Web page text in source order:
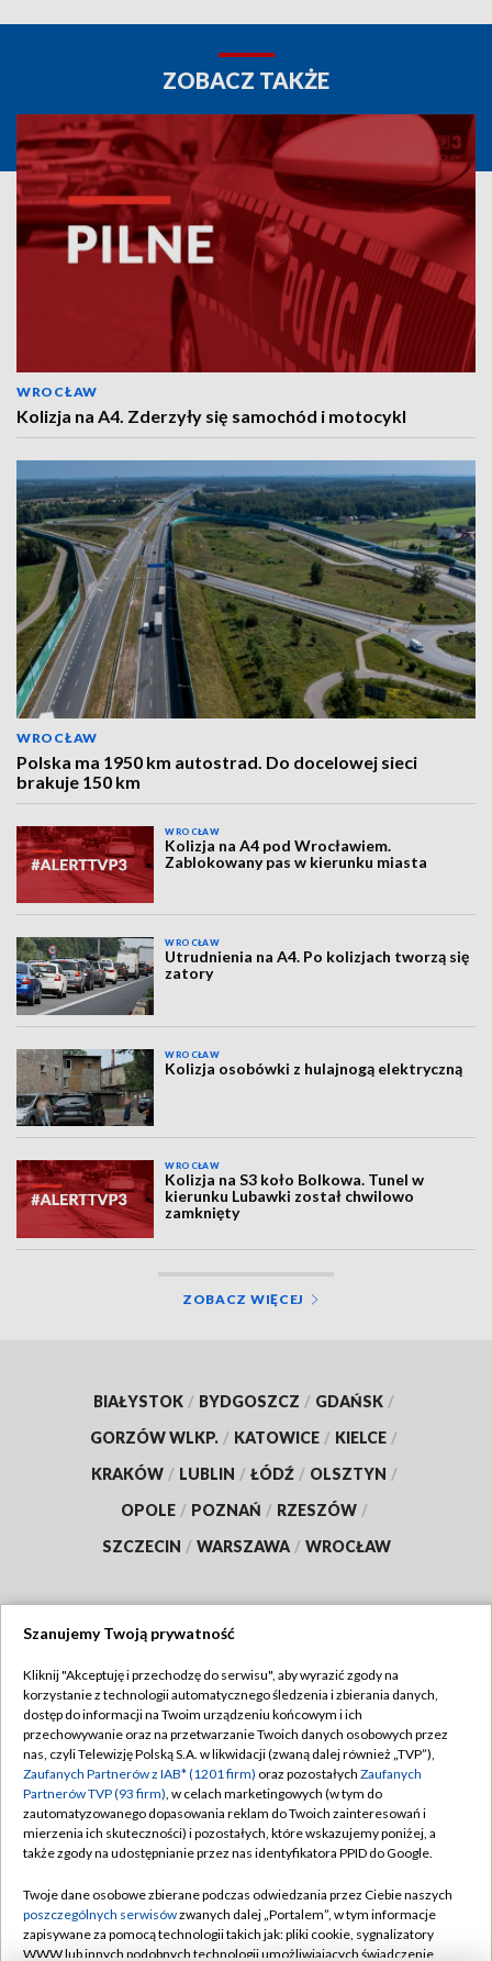
ZOBACZ TAKŻE
WROCŁAW
Kolizja na A4. Zderzyły się samochód i motocykl
WROCŁAW
Polska ma 1950 km autostrad. Do docelowej sieci
brakuje 150 km
WROCŁAW
Kolizja na A4 pod Wrocławiem.
Zablokowany pas w kierunku miasta
WROCŁAW
Utrudnienia na A4. Po kolizjach tworzą się
zatory
WROCŁAW
Kolizja osobówki z hulajnogą elektryczną
WROCŁAW
Kolizja na S3 koło Bolkowa. Tunel w
kierunku Lubawki został chwilowo
zamknięty
ZOBACZ WIĘCEJ
BIAŁYSTOK / BYDGOSZCZ / GDAŃSK /
GORZÓW WLKP. / KATOWICE / KIELCE /
KRAKÓW / LUBLIN / ŁÓDŹ / OLSZTYN /
OPOLE / POZNAŃ / RZESZÓW /
SZCZECIN / WARSZAWA / WROCŁAW
TVP
Abonament TVP
Emisja w TVP
Centrum informacji TVP
Naziemna Telewizja Cyfrowa
Rada Programowa
System NOS
Regulamin TVP
Polityka prywatności
Moje zgody
Pomoc
Kontakt
Szanujemy Twoją prywatność
Kliknij "Akceptuję i przechodzę do serwisu", aby wyrazić zgody na
korzystanie z technologii automatycznego śledzenia i zbierania danych,
dostęp do informacji na Twoim urządzeniu końcowym i ich
przechowywanie oraz na przetwarzanie Twoich danych osobowych przez
nas, czyli Telewizję Polską S.A. w likwidacji (zwaną dalej również „TVP”),
Zaufanych Partnerów z IAB* (1201 firm) oraz pozostałych Zaufanych
Partnerów TVP (93 firm), w celach marketingowych (w tym do
zautomatyzowanego dopasowania reklam do Twoich zainteresowań i
mierzenia ich skuteczności) i pozostałych, które wskazujemy poniżej, a
także zgody na udostępnianie przez nas identyfikatora PPID do Google.
Twoje dane osobowe zbierane podczas odwiedzania przez Ciebie naszych
poszczególnych serwisówzwanych dalej „Portalem”, w tym informacje
zapisywane za pomocą technologii takich jak: pliki cookie, sygnalizatory
WWW lub innych podobnych technologii umożliwiających świadczenie